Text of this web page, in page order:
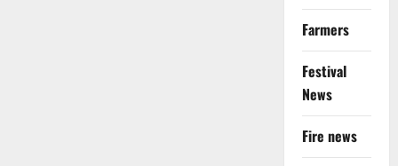
Farmers
Festival
News
Fire news